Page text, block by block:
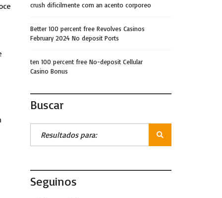
crush dificilmente com an acento corporeo
Better 100 percent free Revolves Casinos
February 2024 No deposit Ports
ten 100 percent free No-deposit Cellular
Casino Bonus
Buscar
Seguinos